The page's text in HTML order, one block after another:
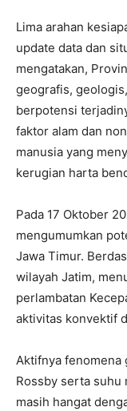
Lima arahan
update data dan
mengatakan,
geografis,
berpotensi
faktor alam dan
manusia yang
kerugian harta
Pada 17 Oktober
mengumumkan
Jawa Timur.
wilayah Jatim,
perlambatan
aktivitas konvektif
Aktifnya fenomena
Rossby serta suhu
masih hangat